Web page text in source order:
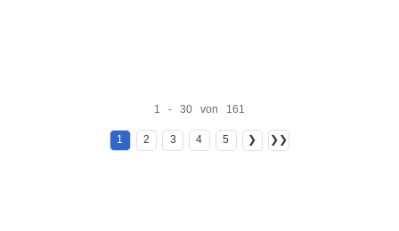
1 - 30 von 161
1 2 3 4 5 ❯ ❯❯